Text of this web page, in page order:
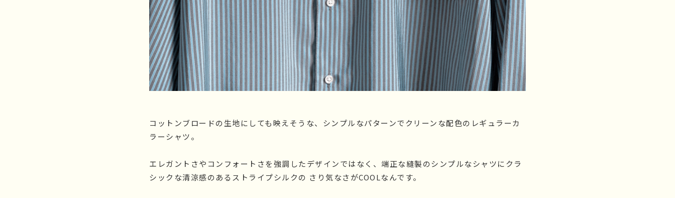
コットンブロードの生地にしても映えそうな、シンプルなパターンでクリーンな配色のレギュラーカ
ラーシャツ。
エレガントさやコンフォートさを強調したデザインではなく、端正な縫製のシンプルなシャツにクラ
シックな清涼感のあるストライプシルクの さり気なさがCOOLなんです。